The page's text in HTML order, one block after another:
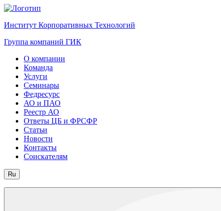
Институт Корпоративных Технологий
Группа компаний ГИК
О компании
Команда
Услуги
Семинары
Федресурс
АО и ПАО
Реестр АО
Ответы ЦБ и ФРСФР
Статьи
Новости
Контакты
Соискателям
Ru